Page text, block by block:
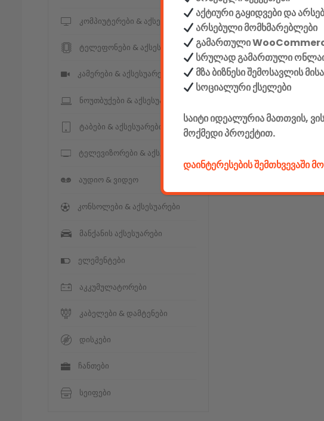
კომპიუტერები & აქსესუარები
ტელეფონები & აქსესუარები
კამერები & აქსესუარები
ნოუთბუქები & აქსესუარები
ტაბები & აქსესუარები
ტელევიზორები & აქსესუარები
აუდიო & ვიდეო
კონსოლები & აქსესუარები
მანქანის აქსესუარები
ელემენტები
აკკუმულატორები
კაბელები & დამტენები
დისკები
ჩანთები
სეიფები
აქტიური გაყიდვები და
არსებული მომხმარებლები
გამართული
სრულად გამართული
მზა ბიზნესი შემოსავლის
სოციალური ქსელები
საიტი იდეალურია მათთვის,
მოქმედი პროექტით.
დაინტერესების